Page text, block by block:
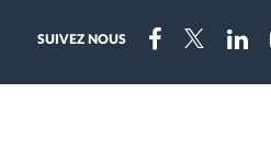
SUIVEZ NOUS
FacebookTwitter